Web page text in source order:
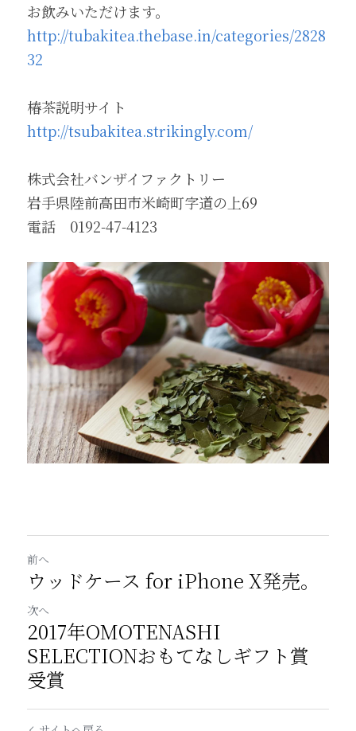
お飲みいただけます。
http://tubakitea.thebase.in/categories/2828
32
椿茶説明サイト
http://tsubakitea.strikingly.com/
株式会社バンザイファクトリー
岩手県陸前高田市米崎町字道の上69
電話　0192-47-4123
前へ
ウッドケース for iPhone X発売。
次へ
2017年OMOTENASHI
SELECTIONおもてなしギフト賞
受賞